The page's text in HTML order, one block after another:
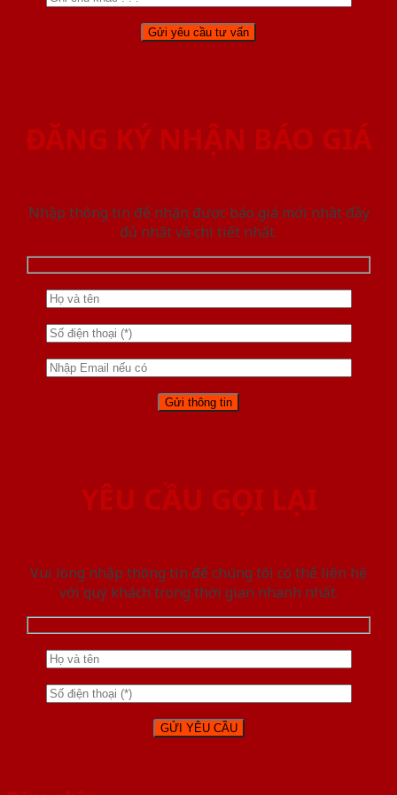
ĐĂNG KÝ NHẬN BÁO GIÁ
Nhập thông tin để nhận được báo giá mới nhât đầy
đủ nhất và chi tiết nhất.
YÊU CẦU GỌI LẠI
Vui lòng nhập thông tin để chúng tôi có thể liên hệ
với quý khách trong thời gian nhanh nhất.